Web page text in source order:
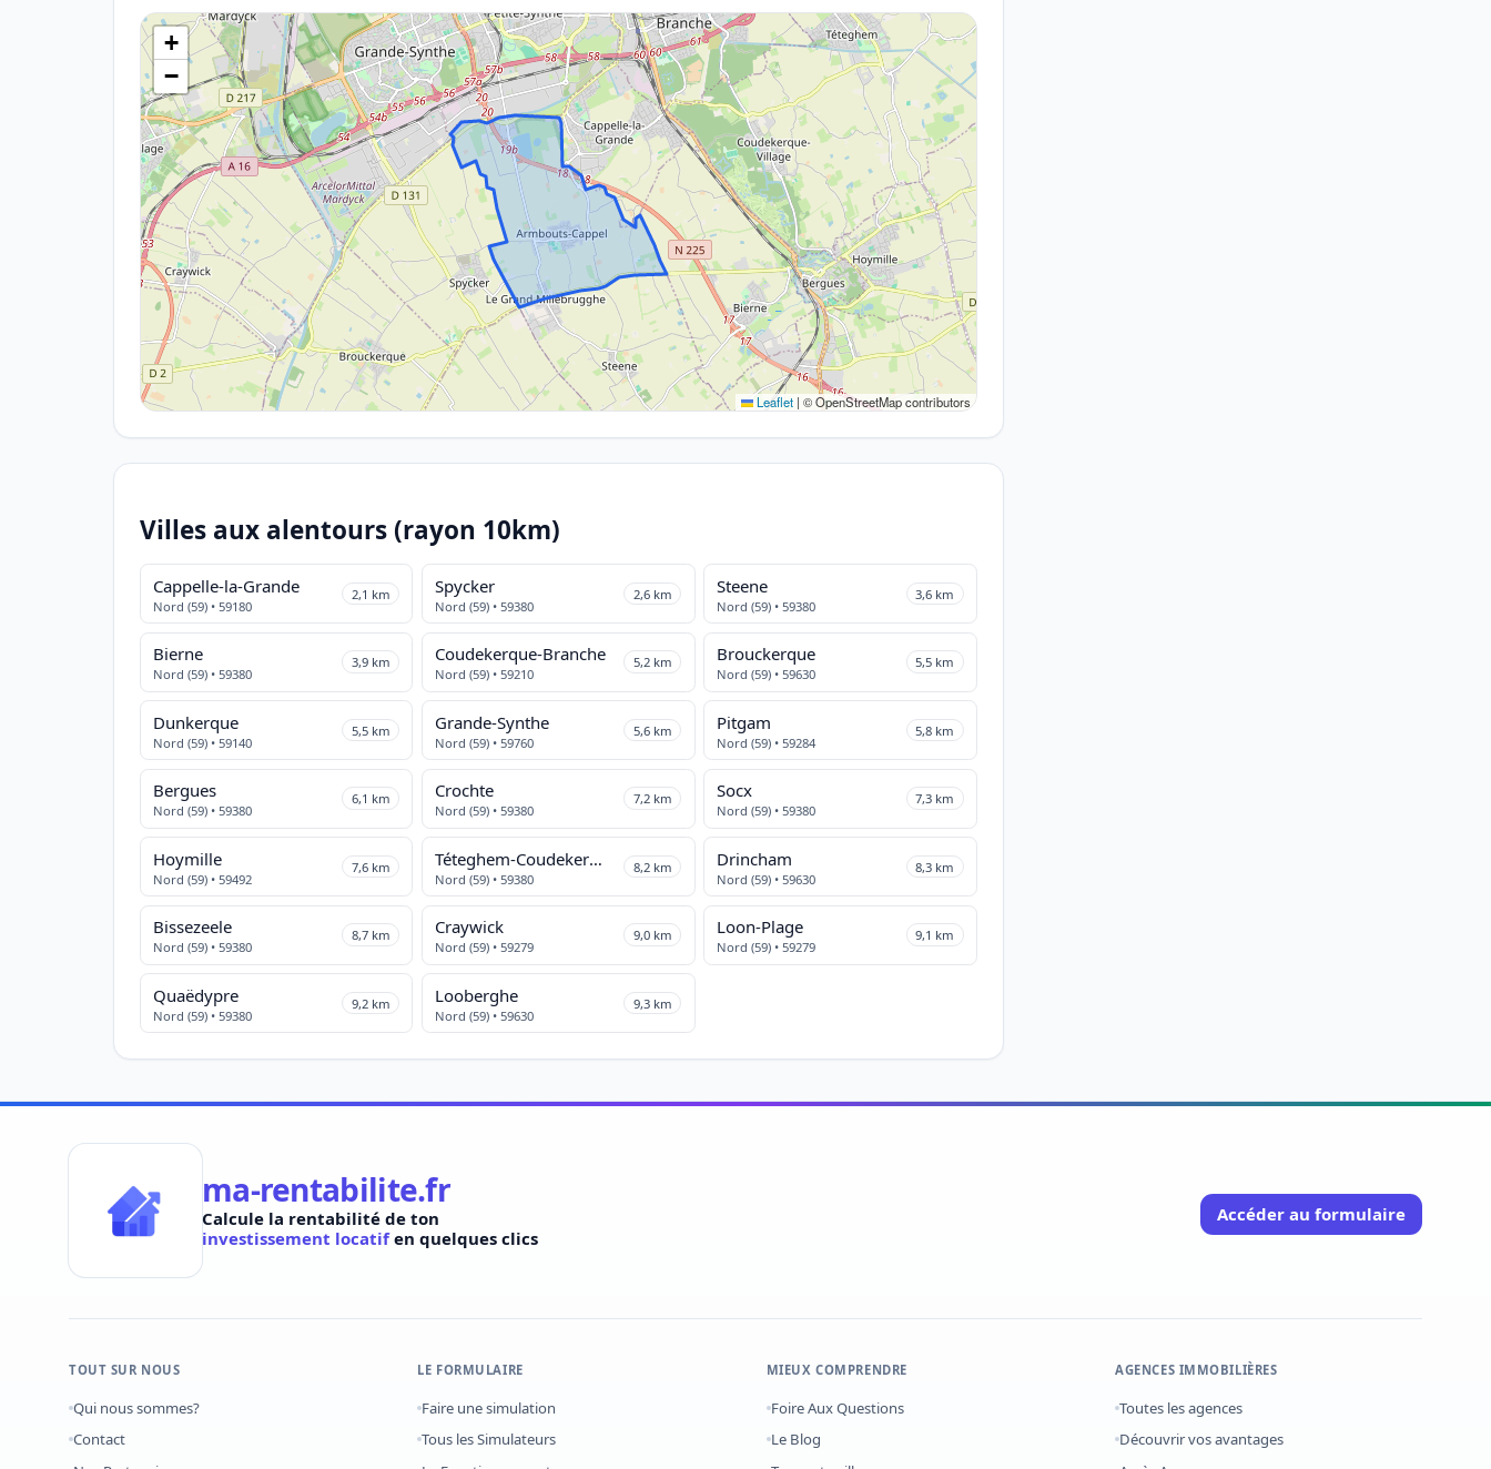
+
−
Leaflet | © OpenStreetMap contributors
Villes aux alentours (rayon 10km)
Cappelle-la-Grande
Nord (59) • 59180
2,1 km Spycker
Nord (59) • 59380
2,6 km Steene
Nord (59) • 59380
3,6 km
Bierne
Nord (59) • 59380
3,9 km Coudekerque-Branche
Nord (59) • 59210
5,2 km Brouckerque
Nord (59) • 59630
5,5 km
Dunkerque
Nord (59) • 59140
5,5 km Grande-Synthe
Nord (59) • 59760
5,6 km Pitgam
Nord (59) • 59284
5,8 km
Bergues
Nord (59) • 59380
6,1 km Crochte
Nord (59) • 59380
7,2 km Socx
Nord (59) • 59380
7,3 km
Hoymille
Nord (59) • 59492
7,6 km Téteghem-Coudekerque-Village
Nord (59) • 59380
8,2 km Drincham
Nord (59) • 59630
8,3 km
Bissezeele
Nord (59) • 59380
8,7 km Craywick
Nord (59) • 59279
9,0 km Loon-Plage
Nord (59) • 59279
9,1 km
Quaëdypre
Nord (59) • 59380
9,2 km Looberghe
Nord (59) • 59630
9,3 km
ma-rentabilite.fr
Calcule la rentabilité de ton
investissement locatifen quelques clics
Accéder au formulaire
TOUT SUR NOUS
Qui nous sommes?
Contact
LE FORMULAIRE
Faire une simulation
Tous les Simulateurs
MIEUX COMPRENDRE
Foire Aux Questions
Le Blog
AGENCES IMMOBILIÈRES
Toutes les agences
Découvrir vos avantages